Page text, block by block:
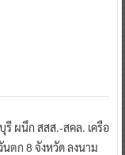
ผนึก สสส.-สคล. เครือ
นตก 8 จังหวัด ลงนาม